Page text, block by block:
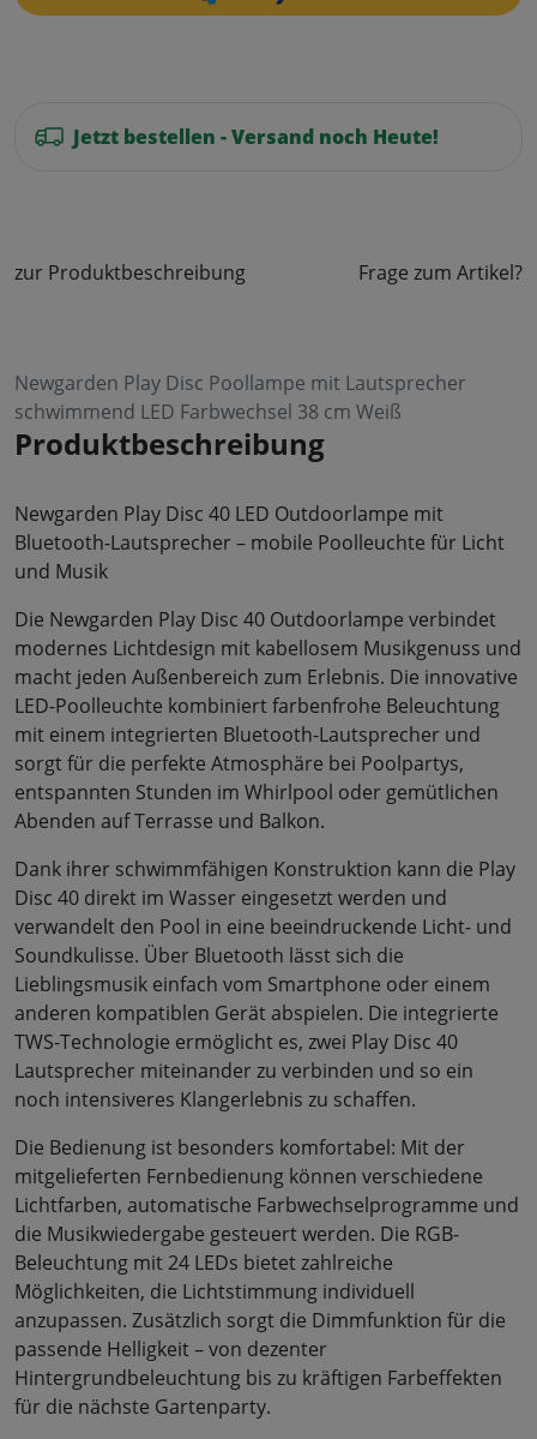
Jetzt bestellen - Versand noch Heute!
zur Produktbeschreibung Frage zum Artikel?
Newgarden Play Disc Poollampe mit Lautsprecher
schwimmend LED Farbwechsel 38 cm Weiß
Produktbeschreibung
Newgarden Play Disc 40 LED Outdoorlampe mit
Bluetooth-Lautsprecher – mobile Poolleuchte für Licht
und Musik
Die Newgarden Play Disc 40 Outdoorlampe verbindet
modernes Lichtdesign mit kabellosem Musikgenuss und
macht jeden Außenbereich zum Erlebnis. Die innovative
LED-Poolleuchte kombiniert farbenfrohe Beleuchtung
mit einem integrierten Bluetooth-Lautsprecher und
sorgt für die perfekte Atmosphäre bei Poolpartys,
entspannten Stunden im Whirlpool oder gemütlichen
Abenden auf Terrasse und Balkon.
Dank ihrer schwimmfähigen Konstruktion kann die Play
Disc 40 direkt im Wasser eingesetzt werden und
verwandelt den Pool in eine beeindruckende Licht- und
Soundkulisse. Über Bluetooth lässt sich die
Lieblingsmusik einfach vom Smartphone oder einem
anderen kompatiblen Gerät abspielen. Die integrierte
TWS-Technologie ermöglicht es, zwei Play Disc 40
Lautsprecher miteinander zu verbinden und so ein
noch intensiveres Klangerlebnis zu schaffen.
Die Bedienung ist besonders komfortabel: Mit der
mitgelieferten Fernbedienung können verschiedene
Lichtfarben, automatische Farbwechselprogramme und
die Musikwiedergabe gesteuert werden. Die RGB-
Beleuchtung mit 24 LEDs bietet zahlreiche
Möglichkeiten, die Lichtstimmung individuell
anzupassen. Zusätzlich sorgt die Dimmfunktion für die
passende Helligkeit – von dezenter
Hintergrundbeleuchtung bis zu kräftigen Farbeffekten
für die nächste Gartenparty.